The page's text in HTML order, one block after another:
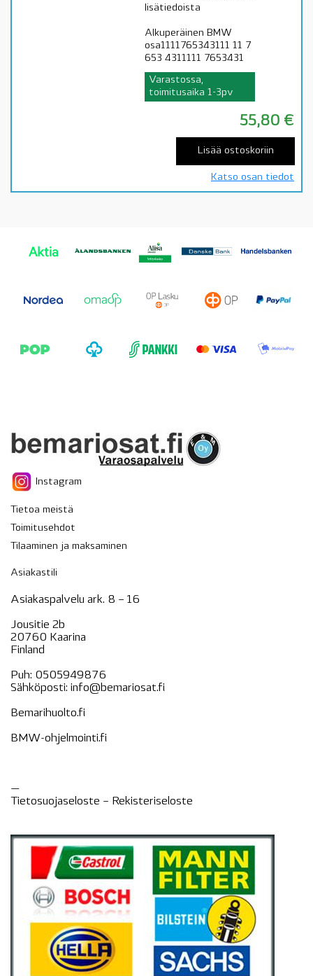
lisätiedoista
Alkuperäinen BMW
osa1111765343111 11 7
653 4311111 7653431
Varastossa,
toimitusaika 1-3pv
55,80 €
Lisää ostoskoriin
Katso osan tiedot
Instagram
Tietoa meistä
Toimitusehdot
Tilaaminen ja maksaminen
Asiakastili
Asiakaspalvelu ark. 8 – 16
Jousitie 2b
20760 Kaarina
Finland
Puh: 0505949876
Sähköposti: info@bemariosat.fi
Bemarihuolto.fi
BMW-ohjelmointi.fi
—
Tietosuojaseloste – Rekisteriseloste